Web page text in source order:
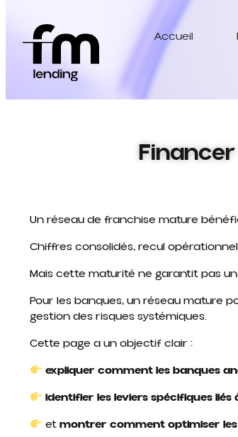
Accueil
Un réseau de franchise mature
Chiffres consolidés, recul
Mais cette maturité ne garantit pas
Pour les banques, un réseau mature
gestion des risques systémiques.
Cette page a un objectif clair :
expliquer comment les banques
identifier les leviers spécifiques liés
etmontrer comment optimiser